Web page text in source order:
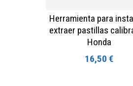
Herramienta para
extraer pastillas
Honda
16,50 €